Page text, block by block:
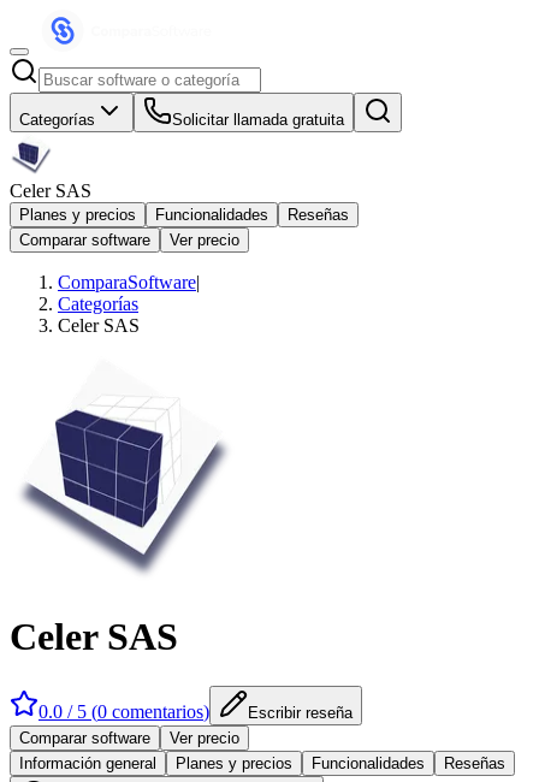
Categorías Solicitar llamada gratuita
Celer SAS
Planes y precios Funcionalidades
Reseñas
Comparar software
Ver precio
ComparaSoftware|
Categorías
Celer SAS
Celer SAS
0.0 / 5 (0 comentarios)
Escribir reseña
Comparar software
Ver precio
Información general
Planes y precios Funcionalidades Reseñas